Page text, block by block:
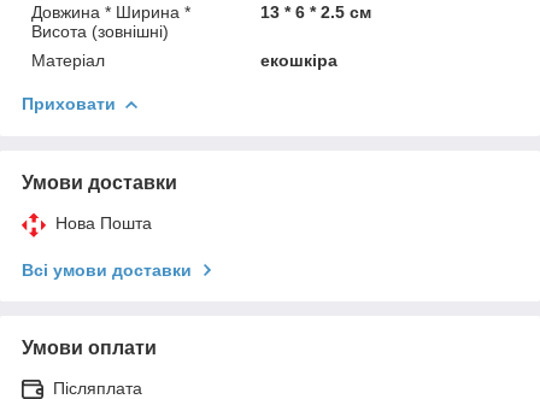
Довжина * Ширина *
Висота (зовнішні)
13 * 6 * 2.5 см
Матеріал екошкіра
Приховати
Умови доставки
Нова Пошта
Всі умови доставки
Умови оплати
Післяплата